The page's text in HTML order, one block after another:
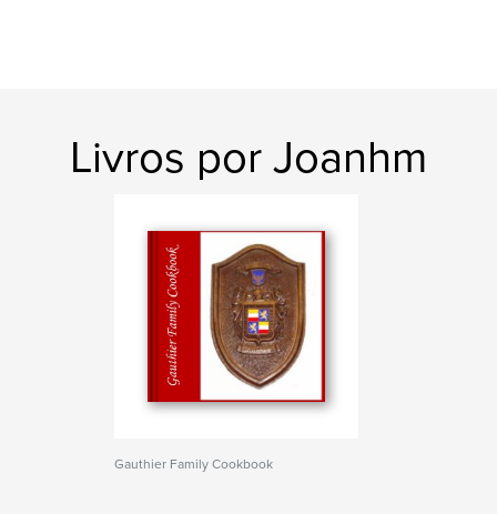
Livros por Joanhm
Gauthier Family Cookbook